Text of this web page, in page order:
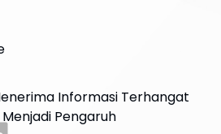
Informasi Terhangat
Pengaruh